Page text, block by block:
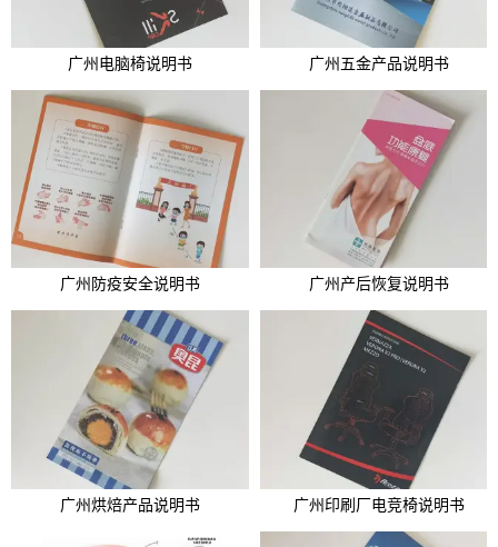
广州电脑椅说明书 广州五金产品说明书
广州防疫安全说明书 广州产后恢复说明书
广州烘焙产品说明书 广州印刷厂电竞椅说明书